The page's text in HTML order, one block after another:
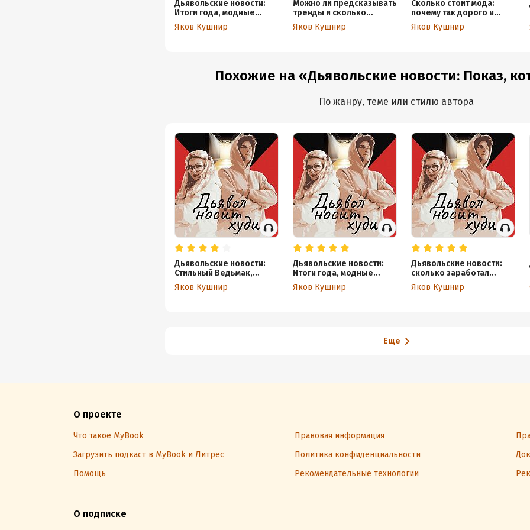
Дьявольские новости:
Итоги года, модные
Cимпсоны, трендовый
антисемитизм и
Яков Кушнир
Можно ли предсказывать
тренды и сколько
осталось жить Неделям
Моды? Розмари Турман
Яков Кушнир
Сколько стоит мода:
почему так дорого и
можно ли дешевле?
Часть 1.
Яков Кушнир
Похожие на «Дьявольские новости: Показ,
По жанру, теме или стилю автора
Дьявольские новости:
Стильный Ведьмак,
недели моды против
омикрона и штрафы во
Яков Кушнир
Дьявольские новости:
Итоги года, модные
Cимпсоны, трендовый
антисемитизм и
Яков Кушнир
Дьявольские новости:
сколько заработал
секонд-хенд за год,
зачем нам пакеты на
Яков Кушнир
Еще
О проекте
Что такое MyBook Правовая информация
Загрузить подкаст в MyBook и Литрес
Политика конфиденциальности
Помощь
Рекомендательные технологии
О подписке